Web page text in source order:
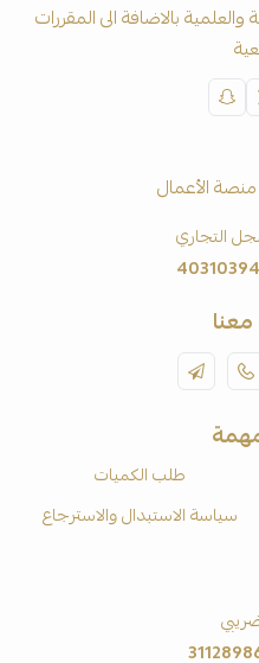
والعلمية بالاضافة الى المقررات
الأعمال
التجاري
طلب الكميات
سياسة الاستبدال والاسترجاع